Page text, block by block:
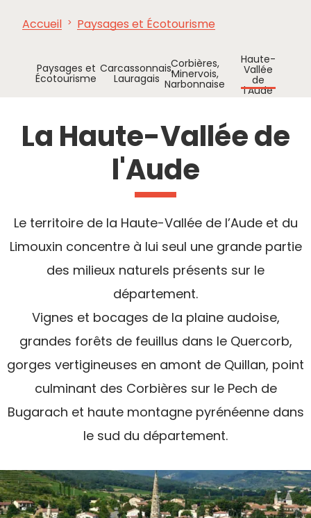
Accueil Paysages et Écotourisme
Paysages et
Écotourisme
Carcassonnais,
Lauragais
Corbières,
Minervois,
Narbonnaise
Haute-
Vallée
de
l’Aude
La Haute-Vallée de
l'Aude
Le territoire de la Haute-Vallée de l’Aude et du
Limouxin concentre à lui seul une grande partie
des milieux naturels présents sur le
département.
Vignes et bocages de la plaine audoise,
grandes forêts de feuillus dans le Quercorb,
gorges vertigineuses en amont de Quillan, point
culminant des Corbières sur le Pech de
Bugarach et haute montagne pyrénéenne dans
le sud du département.